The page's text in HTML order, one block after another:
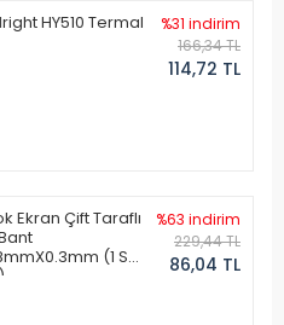
HY510 Termal
%31 indirim
166,34 TL
114,72 TL
Ekran Çift Taraflı
(1 Set
%63 indirim
229,44 TL
86,04 TL